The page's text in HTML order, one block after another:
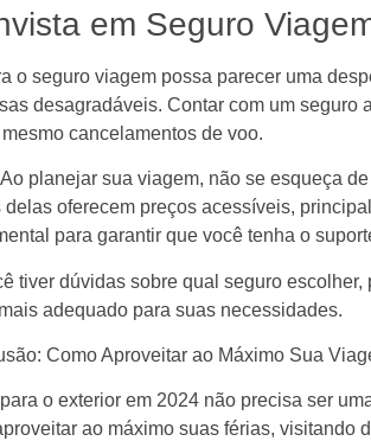
em Seguro
o seguro viagem possa parecer uma
desagradáveis. Contar com um
cancelamentos de voo.
planejar sua viagem, não se esqueça
delas oferecem preços acessíveis,
para garantir que você tenha o
tiver dúvidas sobre qual seguro escolher,
adequado para suas necessidades.
Como Aproveitar ao Máximo Sua
o exterior em 2024 não precisa ser
ao máximo suas férias, visitando